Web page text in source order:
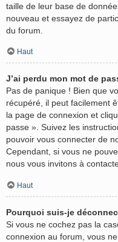
taille de leur base de
nouveau et essayez de
du forum.
Haut
J’ai perdu mon mot de
Pas de panique ! Bien que
récupéré, il peut facilement
la page de connexion et
passe ». Suivez les
pouvoir vous connecter de
Cependant, si vous ne
nous vous invitons à
Haut
Pourquoi suis-je
Si vous ne cochez pas la
connexion au forum, vous